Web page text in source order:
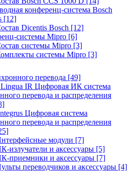
конференц-система Bosch
[12]
Dicentis Bosch [12]
системы Mipro [6]
системы Mipro [3]
системы Mipro [3]
перевода [49]
IR Цифровая ИК система
перевода и распределения
Цифровая система
перевода и распределения
модули [7]
излучатели и аксессуары [5]
приемники и аксессуары [7]
переводчиков и аксессуары [4]